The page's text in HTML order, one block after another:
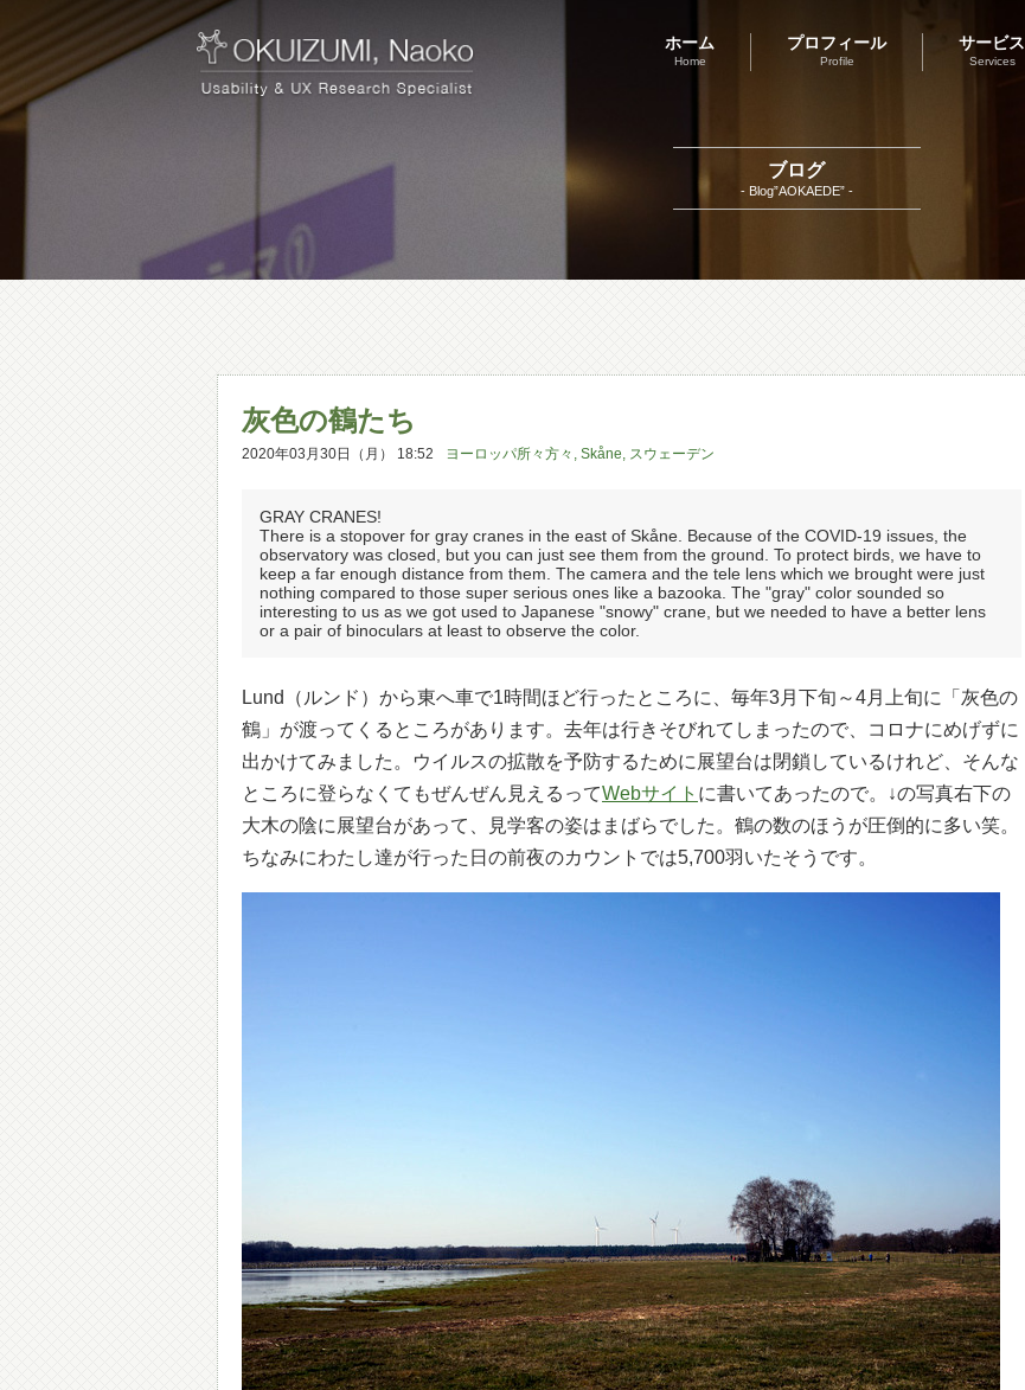
ホーム
Home
プロフィール
Profile
サービス
Services
ブログ
- Blog”AOKAEDE” -
灰色の鶴たち
2020年03月30日（月） 18:52 ヨーロッパ所々方々 , Skåne, スウェーデン
GRAY CRANES!
There is a stopover for gray cranes in the east of Skåne. Because of the COVID-19 issues, the
observatory was closed, but you can just see them from the ground. To protect birds, we have to
keep a far enough distance from them. The camera and the tele lens which we brought were just
nothing compared to those super serious ones like a bazooka. The "gray" color sounded so
interesting to us as we got used to Japanese "snowy" crane, but we needed to have a better lens
or a pair of binoculars at least to observe the color.
Lund（ルンド）から東へ車で1時間ほど行ったところに、毎年3月下旬～4月上旬に「灰色の
鶴」が渡ってくるところがあります。去年は行きそびれてしまったので、コロナにめげずに
出かけてみました。ウイルスの拡散を予防するために展望台は閉鎖しているけれど、そんな
ところに登らなくてもぜんぜん見えるってWebサイト に書いてあったので。↓の写真右下の
大木の陰に展望台があって、見学客の姿はまばらでした。鶴の数のほうが圧倒的に多い笑。
ちなみにわたし達が行った日の前夜のカウントでは5,700羽いたそうです。